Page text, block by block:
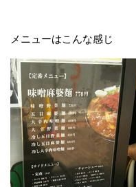
メニューはこんな感じ